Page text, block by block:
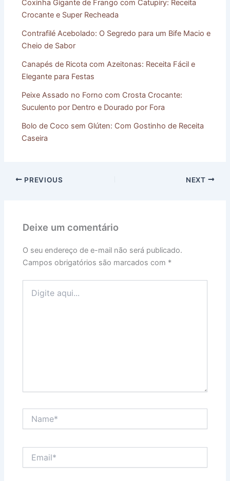
Coxinha Gigante de Frango com Catupiry: Receita
Crocante e Super Recheada
Contrafilé Acebolado: O Segredo para um Bife Macio e
Cheio de Sabor
Canapés de Ricota com Azeitonas: Receita Fácil e
Elegante para Festas
Peixe Assado no Forno com Crosta Crocante:
Suculento por Dentro e Dourado por Fora
Bolo de Coco sem Glúten: Com Gostinho de Receita
Caseira
PREVIOUS NEXT
Deixe um comentário
O seu endereço de e-mail não será publicado.
Campos obrigatórios são marcados com *
aqui...